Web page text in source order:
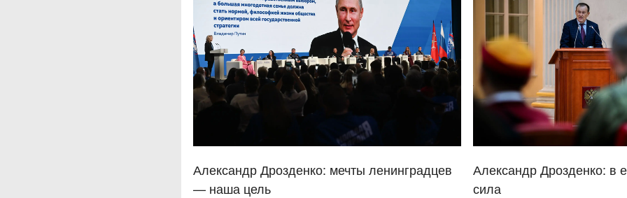
Александр Дрозденко: мечты ленинградцев
— наша цель
Александр Дрозденко: в
сила